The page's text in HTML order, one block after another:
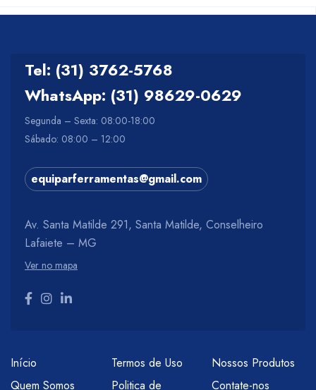
Tel: (31) 3762-5768
WhatsApp: (31) 98629-0629
Segunda – Sexta: 08:00-18:00
Sábado: 08:00 – 12:00
equiparferramentas@gmail.com
Av. Santa Matilde 291, Santa Matilde, Conselheiro
Lafaiete – MG
Ver no mapa
Início
Quem Somos
Termos de Uso
Politica de
Nossos Produtos
Contate-nos